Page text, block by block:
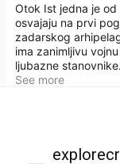
Otok Ist jedna je
osvajaju na prvi
zadarskog
ima zanimljivu
ljubazne
See more